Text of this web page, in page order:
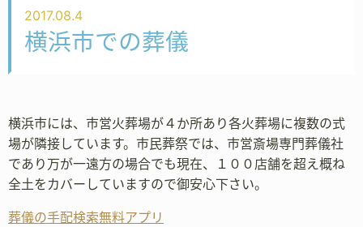
2017.08.4
横浜市での葬儀
横浜市には、市営火葬場が４か所あり各火葬場に複数の式
場が隣接しています。市民葬祭では、市営斎場専門葬儀社
であり万が一遠方の場合でも現在、１００店舗を超え概ね
全土をカバーしていますので御安心下さい。
葬儀の手配検索無料アプリ